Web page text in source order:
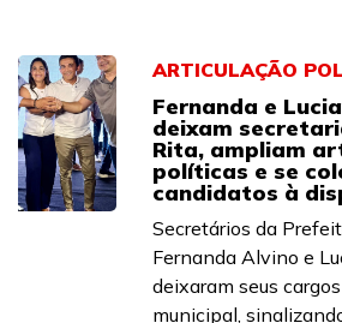
ARTICULAÇÃO
Fernanda e
deixam
Rita, ampliam
políticas e se
candidatos à
Secretários da
Fernanda Alvino e
deixaram seus
municipal,